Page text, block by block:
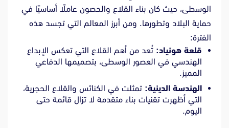
الوسطى، حيث كان بناء القلاع والحصون عاملًا أساسيًا في
حماية البلاد وتطورها. ومن أبرز المعالم التي تجسد هذه
الفترة:
قلعة هونياد: تُعد من أهم القلاع التي تعكس الإبداع
الهندسي في العصور الوسطى، بتصميمها الدفاعي
المميز.
الهندسة الدينية: تمثلت في الكنائس والقلاع الحجرية،
التي أظهرت تقنيات بناء متقدمة لا تزال قائمة حتى
اليوم.